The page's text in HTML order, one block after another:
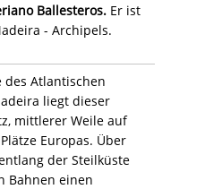
Ballesteros. Er ist
- Archipels.
des Atlantischen
liegt dieser
mittlerer Weile auf
Europas. Über
der Steilküste
Bahnen einen